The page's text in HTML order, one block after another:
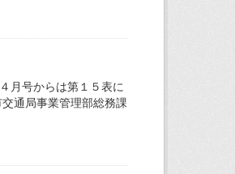
月号からは第１５表に
通局事業管理部総務課